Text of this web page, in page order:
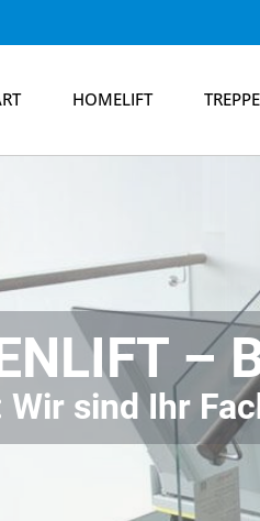
HOMELIFT
–
sind Ihr